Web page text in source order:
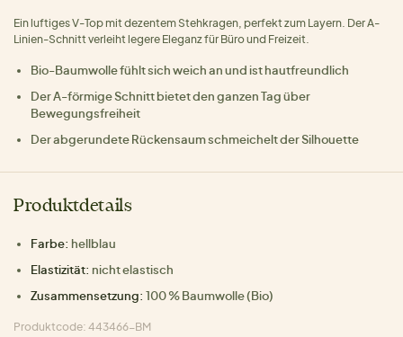
Ein luftiges V-Top mit dezentem Stehkragen, perfekt zum Layern. Der A-
Linien-Schnitt verleiht legere Eleganz für Büro und Freizeit.
Bio-Baumwolle fühlt sich weich an und ist hautfreundlich
Der A-förmige Schnitt bietet den ganzen Tag über
Bewegungsfreiheit
Der abgerundete Rückensaum schmeichelt der Silhouette
Produktdetails
Farbe: hellblau
Elastizität: nicht elastisch
Zusammensetzung: 100 % Baumwolle (Bio)
Produktcode: 443466-BM